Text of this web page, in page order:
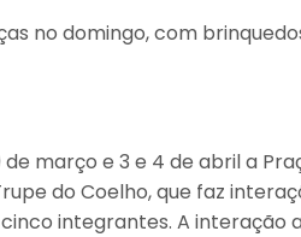
no domingo, com
março e 3 e 4 de abril a
do Coelho, que faz
integrantes. A interação